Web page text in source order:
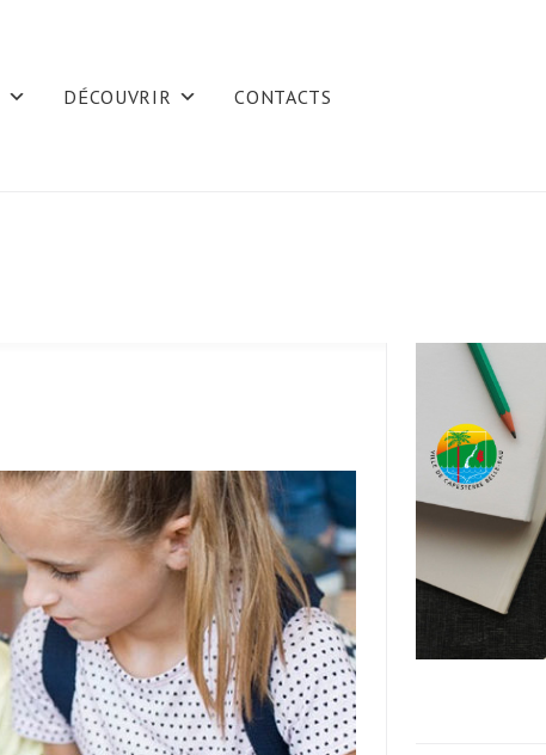
DÉCOUVRIR CONTACTS